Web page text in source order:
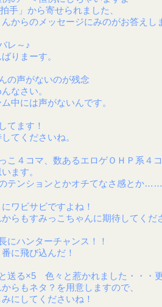
拍手」から寄せられました、
からのメッセージにみのがお答えし
レ～♪
りまーす。
の声がないのが残念
なさい。
中には声がないんです。
てます！
てくださいね。
こ４コマ、数あるエロゲＯＨＰ系４
ます。
テンションとかオチてなさ感とか
ワビサビですよね！
らもすみっこちゃんに期待してくだ
にハンターチャンス！！
に飛び込んだ！
送る×5 色々と惹かれました・・・
らもネタ？を用意しますので、
にしてくださいね！